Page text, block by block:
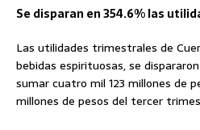
Se disparan en 354.6% las
Las utilidades trimestrales de
bebidas espirituosas, se
sumar cuatro mil 123 millones de
millones de pesos del tercer